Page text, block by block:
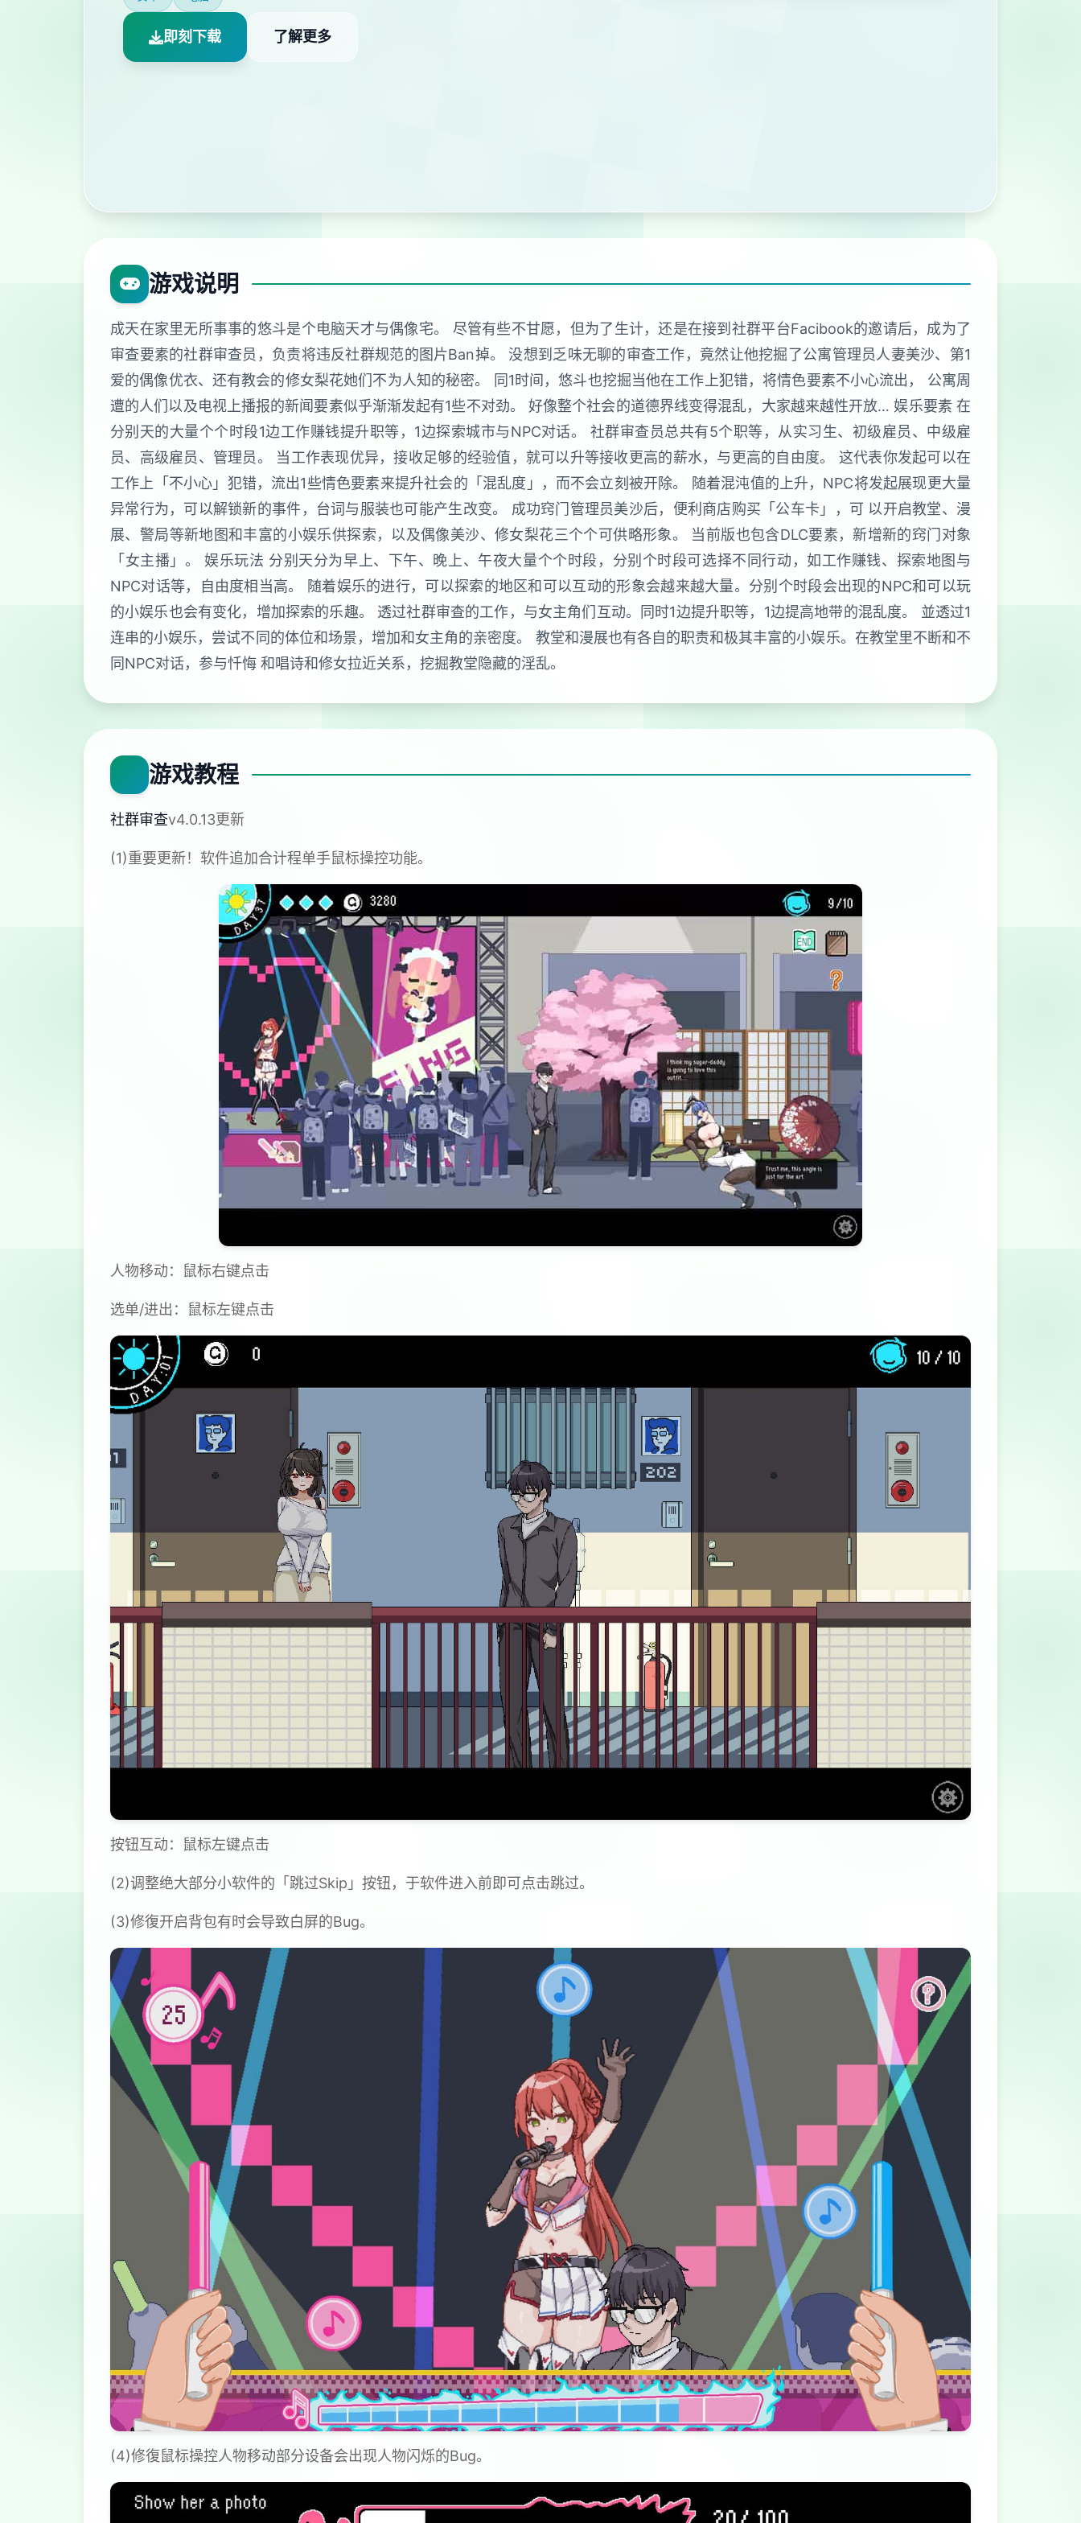
即刻下载 了解更多
游戏说明
成天在家里无所事事的悠斗是个电脑天才与偶像宅。 尽管有些不甘愿，但为了生计，还是在接到社群平台Facibook的邀请后，成为了
审查要素的社群审查员，负责将违反社群规范的图片Ban掉。 没想到乏味无聊的审查工作，竟然让他挖掘了公寓管理员人妻美沙、第1
爱的偶像优衣、还有教会的修女梨花她们不为人知的秘密。 同1时间，悠斗也挖掘当他在工作上犯错，将情色要素不小心流出， 公寓周
遭的人们以及电视上播报的新闻要素似乎渐渐发起有1些不对劲。 好像整个社会的道德界线变得混乱，大家越来越性开放… 娱乐要素 在
分别天的大量个个时段1边工作赚钱提升职等，1边探索城市与NPC对话。 社群审查员总共有5个职等，从实习生、初级雇员、中级雇
员、高级雇员、管理员。 当工作表现优异，接收足够的经验值，就可以升等接收更高的薪水，与更高的自由度。 这代表你发起可以在
工作上「不小心」犯错，流出1些情色要素来提升社会的「混乱度」，而不会立刻被开除。 随着混沌值的上升，NPC将发起展现更大量
异常行为，可以解锁新的事件，台词与服装也可能产生改变。 成功窍门管理员美沙后，便利商店购买「公车卡」，可 以开启教堂、漫
展、警局等新地图和丰富的小娱乐供探索，以及偶像美沙、修女梨花三个个可供略形象。 当前版也包含DLC要素，新增新的窍门对象
「女主播」。 娱乐玩法 分别天分为早上、下午、晚上、午夜大量个个时段，分别个时段可选择不同行动，如工作赚钱、探索地图与
NPC对话等，自由度相当高。 随着娱乐的进行，可以探索的地区和可以互动的形象会越来越大量。分别个时段会出现的NPC和可以玩
的小娱乐也会有变化，增加探索的乐趣。 透过社群审查的工作，与女主角们互动。同时1边提升职等，1边提高地带的混乱度。 並透过1
连串的小娱乐，尝试不同的体位和场景，增加和女主角的亲密度。 教堂和漫展也有各自的职责和极其丰富的小娱乐。在教堂里不断和不
同NPC对话，参与忏悔 和唱诗和修女拉近关系，挖掘教堂隐藏的淫乱。
游戏教程
社群审查v4.0.13更新
(1)重要更新！软件追加合计程单手鼠标操控功能。
人物移动：鼠标右键点击
选单/进出：鼠标左键点击
按钮互动：鼠标左键点击
(2)调整绝大部分小软件的「跳过Skip」按钮，于软件进入前即可点击跳过。
(3)修復开启背包有时会导致白屏的Bug。
(4)修復鼠标操控人物移动部分设备会出现人物闪烁的Bug。